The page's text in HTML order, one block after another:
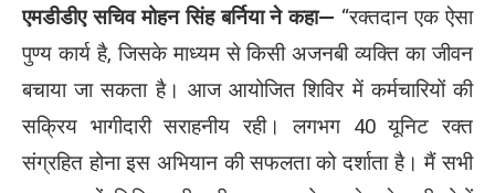
एमडीडीए सचिव मोहन सिंह बर्निया ने कहा— “रक्तदान एक ऐसा
पुण्य कार्य है, जिसके माध्यम से किसी अजनबी व्यक्ति का जीवन
बचाया जा सकता है। आज आयोजित शिविर में कर्मचारियों की
सक्रिय भागीदारी सराहनीय रही। लगभग 40 यूनिट रक्त
संग्रहित होना इस अभियान की सफलता को दर्शाता है। मैं सभी